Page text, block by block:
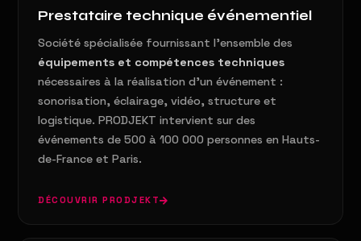
Prestataire technique événementiel
Société spécialisée fournissant l'ensemble des
équipements et compétences techniques
nécessaires à la réalisation d'un événement :
sonorisation, éclairage, vidéo, structure et
logistique. PRODJEKT intervient sur des
événements de 500 à 100 000 personnes en Hauts-
de-France et Paris.
DÉCOUVRIR PRODJEKT